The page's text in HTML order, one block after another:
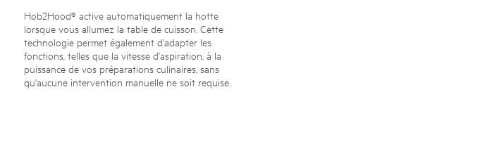
Hob2Hood® active automatiquement la hotte
lorsque vous allumez la table de cuisson. Cette
technologie permet également d'adapter les
fonctions, telles que la vitesse d'aspiration, à la
puissance de vos préparations culinaires, sans
qu'aucune intervention manuelle ne soit requise.